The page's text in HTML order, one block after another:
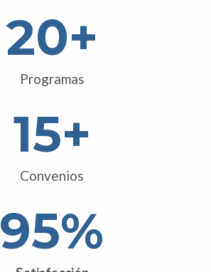
Programas
20+
Convenios
15+
95%